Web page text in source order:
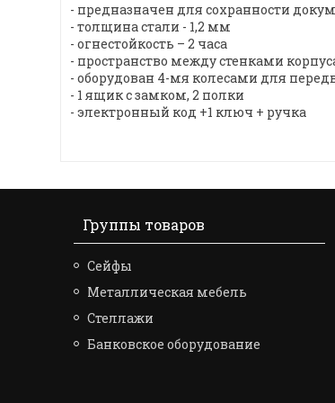
- предназначен для сохранности
- толщина стали - 1,2 мм
- огнестойкость – 2 часа
- пространство между стенками
- оборудован 4-мя колесами для
- 1 ящик с замком, 2 полки
- электронный код +1 ключ + ручка
Группы товаров
Сейфы
Металлическая мебель
Стеллажи
Банковское оборудование